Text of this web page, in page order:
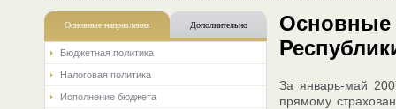
Основные направления Дополнительно
Бюджетная политика
Налоговая политика
Исполнение бюджета
Основные
За январь-май
прямому